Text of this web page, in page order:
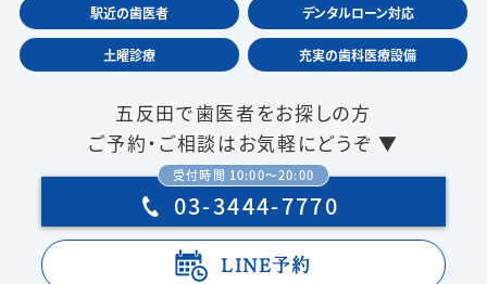
駅近の歯医者 デンタルローン対応
土曜診療 充実の歯科医療設備
五反田で歯医者をお探しの方
ご予約・ご相談はお気軽にどうぞ ▼
受付時間 10:00〜20:00
03-3444-7770
LINE予約